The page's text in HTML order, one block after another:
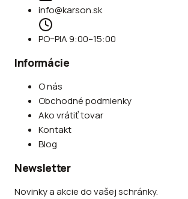
info@karson.sk
PO–PIA 9:00–15:00
Informácie
O nás
Obchodné podmienky
Ako vrátiť tovar
Kontakt
Blog
Newsletter
Novinky a akcie do vašej schránky.